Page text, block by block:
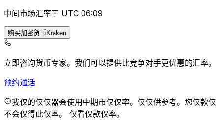
中间市场汇率于 UTC 06:09
购买加密货币Kraken
立即咨询货币专家。 我们可以提供比竞争对手更优惠的汇率。
预约通话
我仅的仅仅器会使用中期市仅仅率。仅仅供参考。您仅款仅
不会仅得此仅率。 仅看仅款仅率。